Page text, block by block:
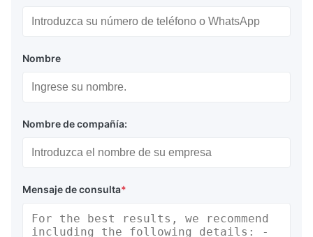
Nombre
Nombre de compañía:
Mensaje de consulta*